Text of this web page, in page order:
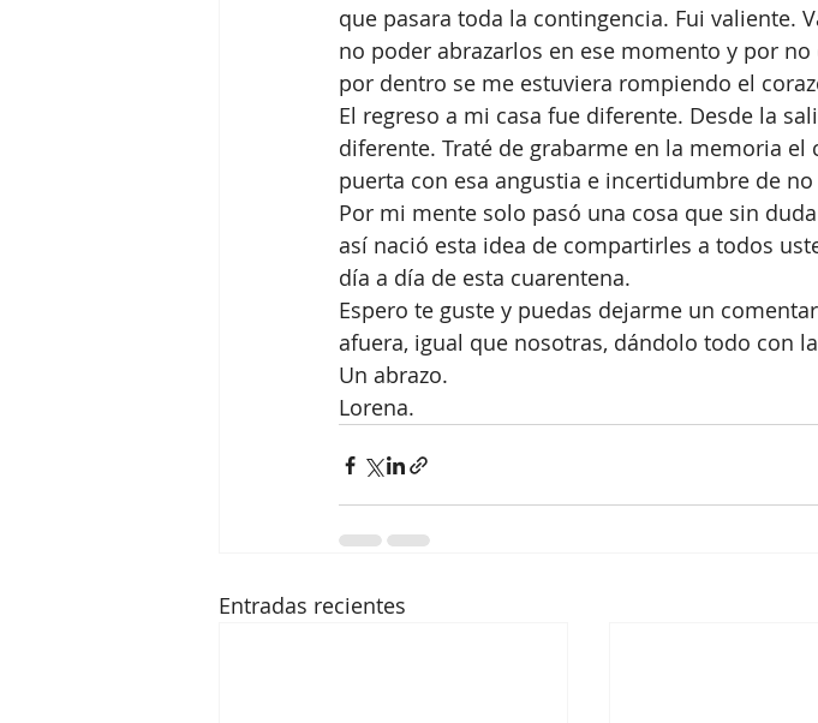
que pasara toda la contingencia. Fui valiente.
no poder abrazarlos en ese momento y por
por dentro se me estuviera rompiendo el
El regreso a mi casa fue diferente. Desde la
diferente. Traté de grabarme en la memoria el
puerta con esa angustia e incertidumbre de
Por mi mente solo pasó una cosa que sin
así nació esta idea de compartirles a todos
día a día de esta cuarentena.
Espero te guste y puedas dejarme un
afuera, igual que nosotras, dándolo todo con
Un abrazo.
Lorena.
Entradas recientes